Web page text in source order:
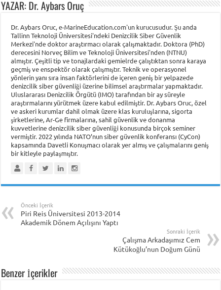
YAZAR: Dr. Aybars Oruç
Dr. Aybars Oruc, e-MarineEducation.com'un kurucusudur. Şu anda
Tallinn Teknoloji Üniversitesi'ndeki Denizcilik Siber Güvenlik
Merkezi'nde doktor araştırmacı olarak çalışmaktadır. Doktora (PhD)
derecesini Norveç Bilim ve Teknoloji Üniversitesi'nden (NTNU)
almıştır. Çeşitli tip ve tonajlardaki gemielrde çalıştıktan sonra karaya
geçmiş ve enspektör olarak çalışmıştır. Teknik ve operasyonel
yönlerin yanı sıra insan faktörlerini de içeren geniş bir yelpazede
denizcilik siber güvenliği üzerine bilimsel araştırmalar yapmaktadır.
Uluslararası Denizcilik Örgütü (IMO) tarafından bir ay süreyle
araştırmalarını yürütmek üzere kabul edilmiştir. Dr. Aybars Oruc, özel
ve askeri kurumlar dahil olmak üzere klas kuruluşlarına, sigorta
şirketlerine, Ar-Ge firmalarına, sahil güvenlik ve donanma
kuvvetlerine denizcilik siber güvenliği konusunda birçok seminer
vermiştir. 2022 yılında NATO’nun siber güvenlik konferansı (CyCon)
kapsamında Davetli Konuşmacı olarak yer almış ve çalışmalarını geniş
bir kitleyle paylaşmıştır.
Önceki İçerik
Piri Reis Üniversitesi 2013-2014
Akademik Dönem Açılışını Yaptı
Sonraki İçerik
Çalışma Arkadaşımız Cem
Kütükoğlu’nun Doğum Günü
Benzer İçerikler